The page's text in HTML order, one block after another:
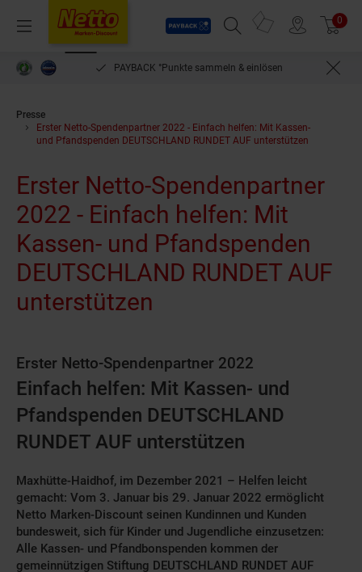
Menü
Payback
Suchfeld einblenden
Prospekte 0
PAYBACK °Punkte sammeln & einlösen
Presse
Erster Netto-Spendenpartner 2022 - Einfach helfen: Mit Kassen-
und Pfandspenden DEUTSCHLAND RUNDET AUF unterstützen
Erster Netto-Spendenpartner
2022 - Einfach helfen: Mit
Kassen- und Pfandspenden
DEUTSCHLAND RUNDET AUF
unterstützen
Erster Netto-Spendenpartner 2022
Einfach helfen: Mit Kassen- und
Pfandspenden DEUTSCHLAND
RUNDET AUF unterstützen
Maxhütte-Haidhof, im Dezember 2021 – Helfen leicht
gemacht: Vom 3. Januar bis 29. Januar 2022 ermöglicht
Netto Marken-Discount seinen Kundinnen und Kunden
bundesweit, sich für Kinder und Jugendliche einzusetzen:
Alle Kassen- und Pfandbonspenden kommen der
gemeinnützigen Stiftung DEUTSCHLAND RUNDET AUF